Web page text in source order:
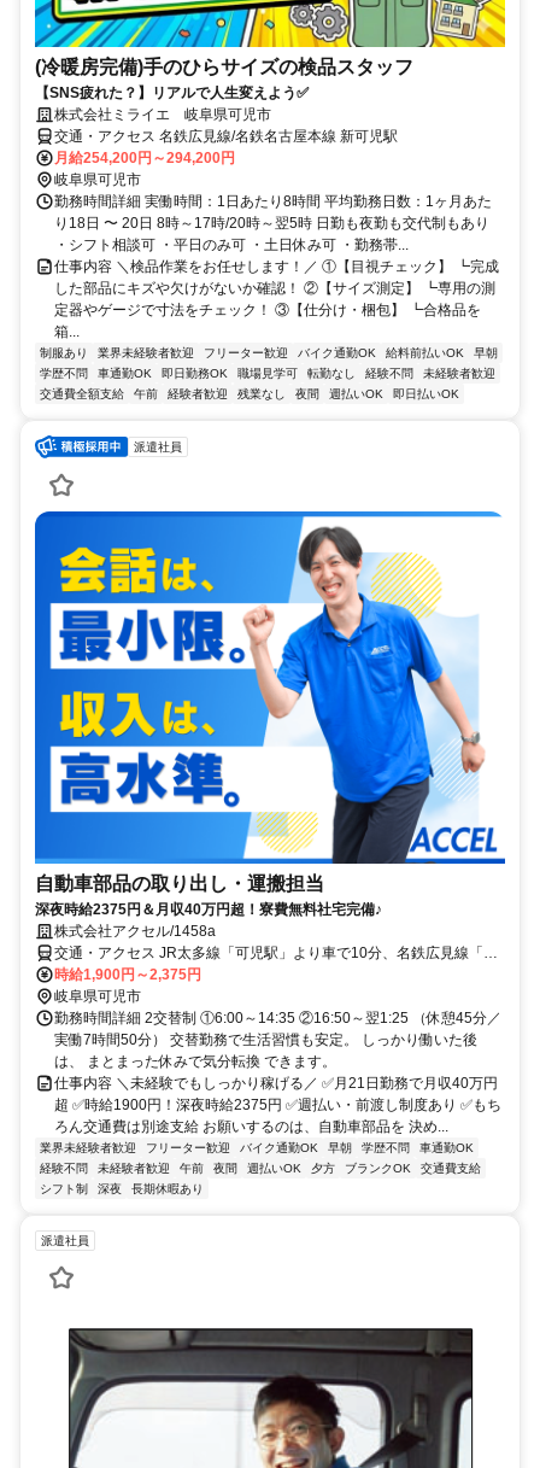
(冷暖房完備)手のひらサイズの検品スタッフ
【SNS疲れた？】リアルで人生変えよう✅
株式会社ミライエ 岐阜県可児市
交通・アクセス 名鉄広見線/名鉄名古屋本線 新可児駅
月給254,200円～294,200円
岐阜県可児市
勤務時間詳細 実働時間：1日あたり8時間 平均勤務日数：1ヶ月あた
り18日 〜 20日 8時～17時/20時～翌5時 日勤も夜勤も交代制もあり
・シフト相談可 ・平日のみ可 ・土日休み可 ・勤務帯...
仕事内容 ＼検品作業をお任せします！／ ①【目視チェック】 ┗完成
した部品にキズや欠けがないか確認！ ②【サイズ測定】 ┗専用の測
定器やゲージで寸法をチェック！ ③【仕分け・梱包】 ┗合格品を
箱...
制服あり 業界未経験者歓迎 フリーター歓迎 バイク通勤OK 給料前払いOK
早朝
学歴不問
車通勤OK 即日勤務OK 職場見学可 転勤なし 経験不問
未経験者歓迎
交通費全額支給
午前 経験者歓迎 残業なし 夜間 週払いOK 即日払いOK
派遣社員
自動車部品の取り出し・運搬担当
深夜時給2375円＆月収40万円超！寮費無料社宅完備♪
株式会社アクセル/1458a
交通・アクセス JR太多線「可児駅」より車で10分、名鉄広見線「日
本ライン今渡駅」より車で5分 ＊車・バイク通勤OK（無料駐車場完
備）
時給1,900円～2,375円
岐阜県可児市
勤務時間詳細 2交替制 ①6:00～14:35 ②16:50～翌1:25 （休憩45分／
実働7時間50分） 交替勤務で生活習慣も安定。 しっかり働いた後
は、 まとまった休みで気分転換 できます。
仕事内容 ＼未経験でもしっかり稼げる／ ✅月21日勤務で月収40万円
超 ✅時給1900円！深夜時給2375円 ✅週払い・前渡し制度あり ✅もち
ろん交通費は別途支給 お願いするのは、自動車部品を 決め...
業界未経験者歓迎 フリーター歓迎 バイク通勤OK 早朝 学歴不問
車通勤OK
経験不問
未経験者歓迎 午前 夜間 週払いOK 夕方 ブランクOK
交通費支給
シフト制
深夜 長期休暇あり
派遣社員